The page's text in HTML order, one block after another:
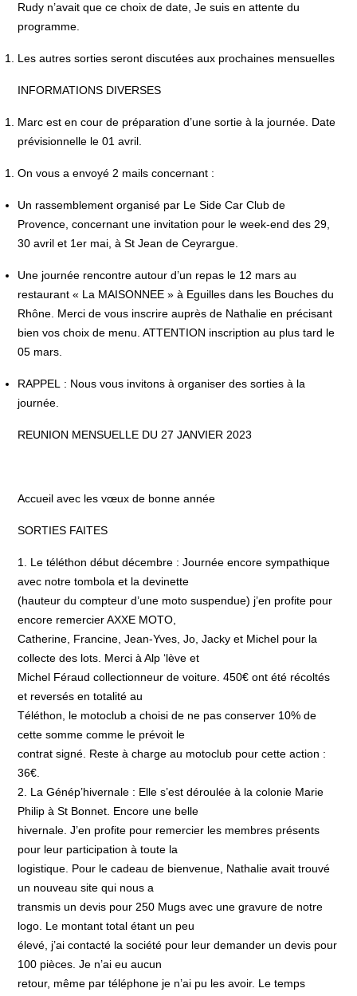
Rudy n’avait que ce choix de date, Je suis en attente du
programme.
Les autres sorties seront discutées aux prochaines mensuelles
INFORMATIONS DIVERSES
Marc est en cour de préparation d’une sortie à la journée. Date
prévisionnelle le 01 avril.
On vous a envoyé 2 mails concernant :
Un rassemblement organisé par Le Side Car Club de
Provence, concernant une invitation pour le week-end des 29,
30 avril et 1er mai, à St Jean de Ceyrargue.
Une journée rencontre autour d’un repas le 12 mars au
restaurant « La MAISONNEE » à Eguilles dans les Bouches du
Rhône. Merci de vous inscrire auprès de Nathalie en précisant
bien vos choix de menu. ATTENTION inscription au plus tard le
05 mars.
RAPPEL : Nous vous invitons à organiser des sorties à la
journée.
REUNION MENSUELLE DU 27 JANVIER 2023
Accueil avec les vœux de bonne année
SORTIES FAITES
1. Le téléthon début décembre : Journée encore sympathique
avec notre tombola et la devinette
(hauteur du compteur d’une moto suspendue) j’en profite pour
encore remercier AXXE MOTO,
Catherine, Francine, Jean-Yves, Jo, Jacky et Michel pour la
collecte des lots. Merci à Alp ‘lève et
Michel Féraud collectionneur de voiture. 450€ ont été récoltés
et reversés en totalité au
Téléthon, le motoclub a choisi de ne pas conserver 10% de
cette somme comme le prévoit le
contrat signé. Reste à charge au motoclub pour cette action :
36€.
2. La Génép’hivernale : Elle s’est déroulée à la colonie Marie
Philip à St Bonnet. Encore une belle
hivernale. J’en profite pour remercier les membres présents
pour leur participation à toute la
logistique. Pour le cadeau de bienvenue, Nathalie avait trouvé
un nouveau site qui nous a
transmis un devis pour 250 Mugs avec une gravure de notre
logo. Le montant total étant un peu
élevé, j’ai contacté la société pour leur demander un devis pour
100 pièces. Je n’ai eu aucun
retour, même par téléphone je n’ai pu les avoir. Le temps